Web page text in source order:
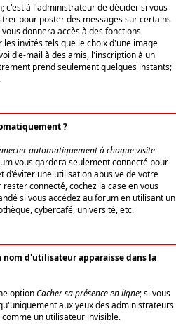
c'est à l'administrateur de décider si vous
pour poster des messages sur certains
donnera accès à des fonctions
invités tels que le choix d'une image
d'e-mail à des amis, l'inscription à un
prend seulement quelques instants;
?
automatiquement à chaque visite
vous gardera seulement connecté pour
d'éviter une utilisation abusive de votre
connecté, cochez la case en vous
si vous accédez au forum en utilisant un
cybercafé, université, etc.
d'utilisateur apparaisse dans la
optionCacher sa présence en ligne; si vous
aux yeux des administrateurs
un utilisateur invisible.